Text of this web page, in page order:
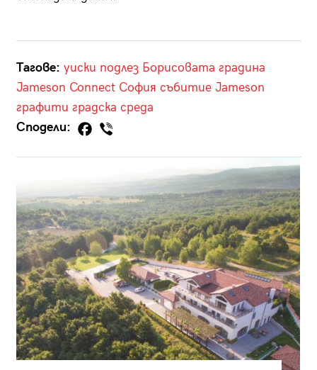
Тагове: уиски подлез Борисовата градина
Jameson Connect София събитие Jameson
графити градска среда
Сподели: